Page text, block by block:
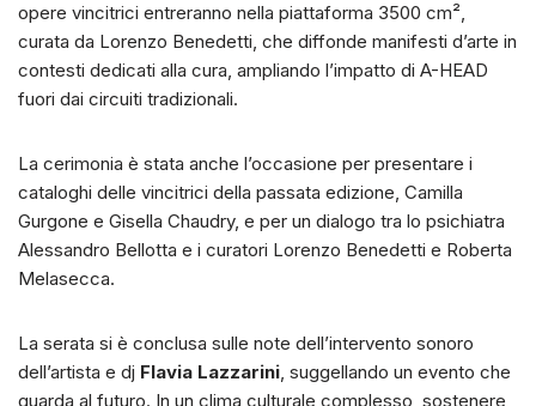
opere vincitrici entreranno nella piattaforma 3500 cm²,
curata da Lorenzo Benedetti, che diffonde manifesti d’arte in
contesti dedicati alla cura, ampliando l’impatto di A-HEAD
fuori dai circuiti tradizionali.
La cerimonia è stata anche l’occasione per presentare i
cataloghi delle vincitrici della passata edizione, Camilla
Gurgone e Gisella Chaudry, e per un dialogo tra lo psichiatra
Alessandro Bellotta e i curatori Lorenzo Benedetti e Roberta
Melasecca.
La serata si è conclusa sulle note dell’intervento sonoro
dell’artista e dj Flavia Lazzarini, suggellando un evento che
guarda al futuro. In un clima culturale complesso, sostenere